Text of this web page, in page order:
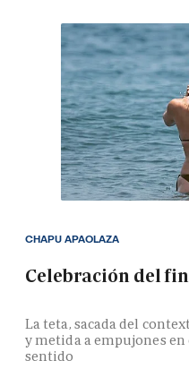
Celebración del
La teta, sacada del
y metida a empujones
sentido
CHAPU APAOLAZA